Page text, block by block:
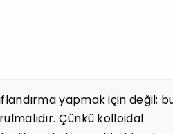
yapmak için değil;
Çünkü kolloidal